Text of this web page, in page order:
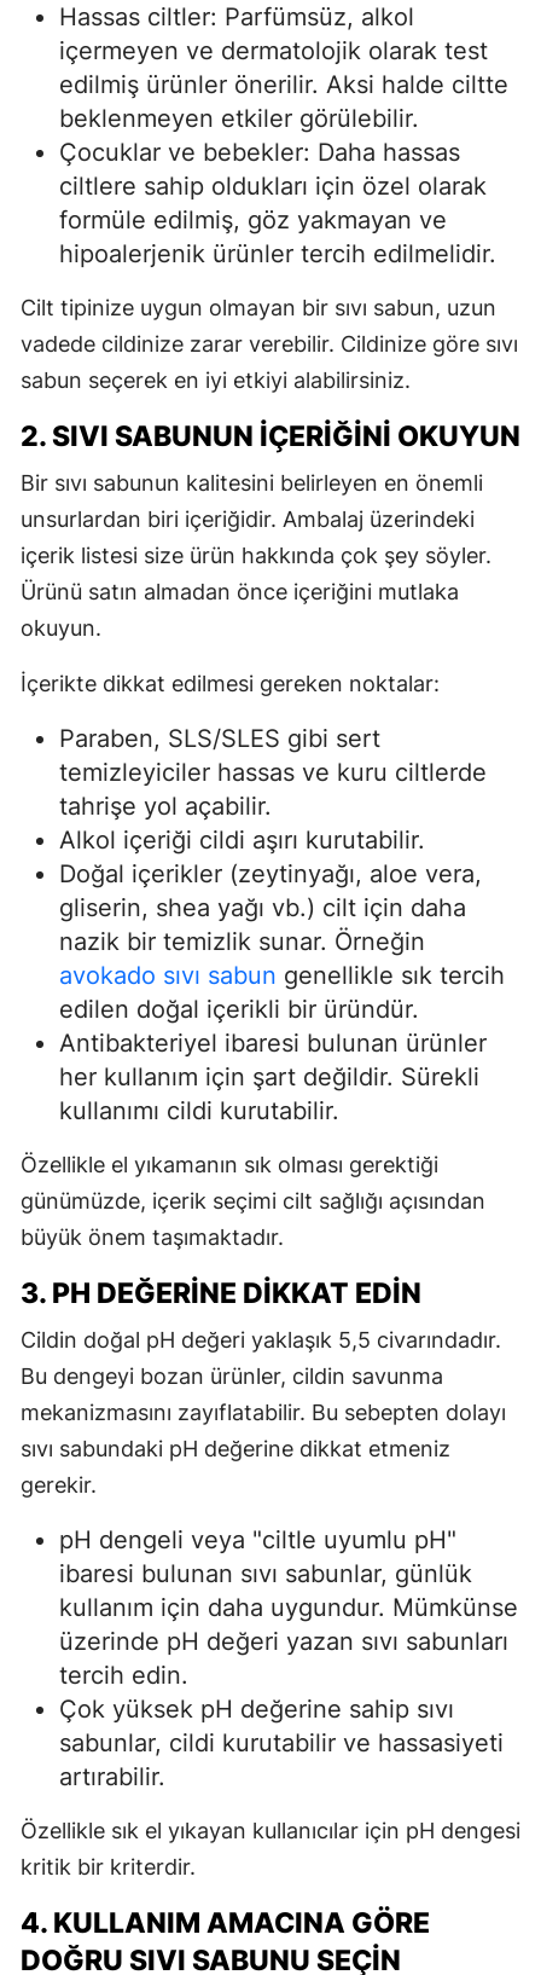
Hassas ciltler: Parfümsüz, alkol
içermeyen ve dermatolojik olarak test
edilmiş ürünler önerilir. Aksi halde ciltte
beklenmeyen etkiler görülebilir.
Çocuklar ve bebekler: Daha hassas
ciltlere sahip oldukları için özel olarak
formüle edilmiş, göz yakmayan ve
hipoalerjenik ürünler tercih edilmelidir.
Cilt tipinize uygun olmayan bir sıvı sabun, uzun
vadede cildinize zarar verebilir. Cildinize göre sıvı
sabun seçerek en iyi etkiyi alabilirsiniz.
2. SIVI SABUNUN İÇERIĞINI OKUYUN
Bir sıvı sabunun kalitesini belirleyen en önemli
unsurlardan biri içeriğidir. Ambalaj üzerindeki
içerik listesi size ürün hakkında çok şey söyler.
Ürünü satın almadan önce içeriğini mutlaka
okuyun.
İçerikte dikkat edilmesi gereken noktalar:
Paraben, SLS/SLES gibi sert
temizleyiciler hassas ve kuru ciltlerde
tahrişe yol açabilir.
Alkol içeriği cildi aşırı kurutabilir.
Doğal içerikler (zeytinyağı, aloe vera,
gliserin, shea yağı vb.) cilt için daha
nazik bir temizlik sunar. Örneğin
avokado sıvı sabun genellikle sık tercih
edilen doğal içerikli bir üründür.
Antibakteriyel ibaresi bulunan ürünler
her kullanım için şart değildir. Sürekli
kullanımı cildi kurutabilir.
Özellikle el yıkamanın sık olması gerektiği
günümüzde, içerik seçimi cilt sağlığı açısından
büyük önem taşımaktadır.
3. PH DEĞERINE DIKKAT EDIN
Cildin doğal pH değeri yaklaşık 5,5 civarındadır.
Bu dengeyi bozan ürünler, cildin savunma
mekanizmasını zayıflatabilir. Bu sebepten dolayı
sıvı sabundaki pH değerine dikkat etmeniz
gerekir.
pH dengeli veya "ciltle uyumlu pH"
ibaresi bulunan sıvı sabunlar, günlük
kullanım için daha uygundur. Mümkünse
üzerinde pH değeri yazan sıvı sabunları
tercih edin.
Çok yüksek pH değerine sahip sıvı
sabunlar, cildi kurutabilir ve hassasiyeti
artırabilir.
Özellikle sık el yıkayan kullanıcılar için pH dengesi
kritik bir kriterdir.
4. KULLANIM AMACINA GÖRE
DOĞRU SIVI SABUNU SEÇIN